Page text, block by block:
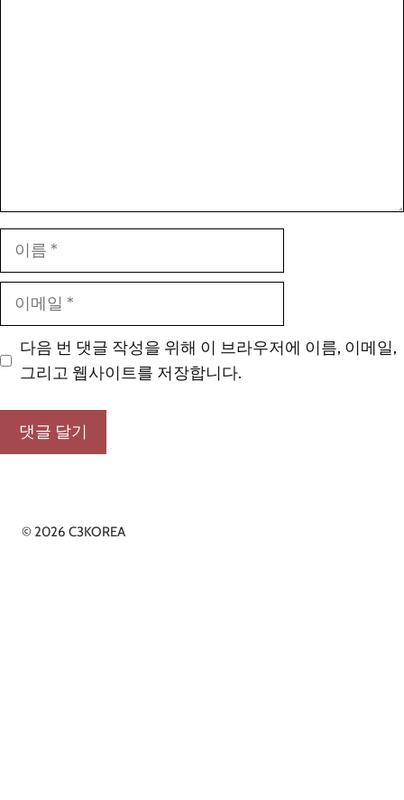
다음 번 댓글 작성을 위해 이 브라우저에 이름, 이메일,
그리고 웹사이트를 저장합니다.
© 2026 C3KOREA